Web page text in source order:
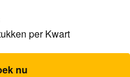
per Kwart
nu